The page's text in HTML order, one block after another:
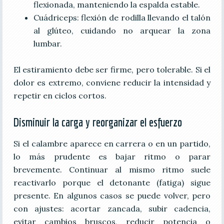
flexionada, manteniendo la espalda estable.
Cuádriceps: flexión de rodilla llevando el talón
al glúteo, cuidando no arquear la zona
lumbar.
El estiramiento debe ser firme, pero tolerable. Si el
dolor es extremo, conviene reducir la intensidad y
repetir en ciclos cortos.
Disminuir la carga y reorganizar el esfuerzo
Si el calambre aparece en carrera o en un partido,
lo más prudente es bajar ritmo o parar
brevemente. Continuar al mismo ritmo suele
reactivarlo porque el detonante (fatiga) sigue
presente. En algunos casos se puede volver, pero
con ajustes: acortar zancada, subir cadencia,
evitar cambios bruscos, reducir potencia o